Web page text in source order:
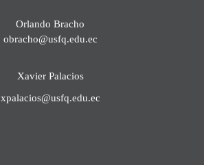
Orlando Bracho
obracho@usfq.edu.ec
Xavier Palacios
xpalacios@usfq.edu.ec